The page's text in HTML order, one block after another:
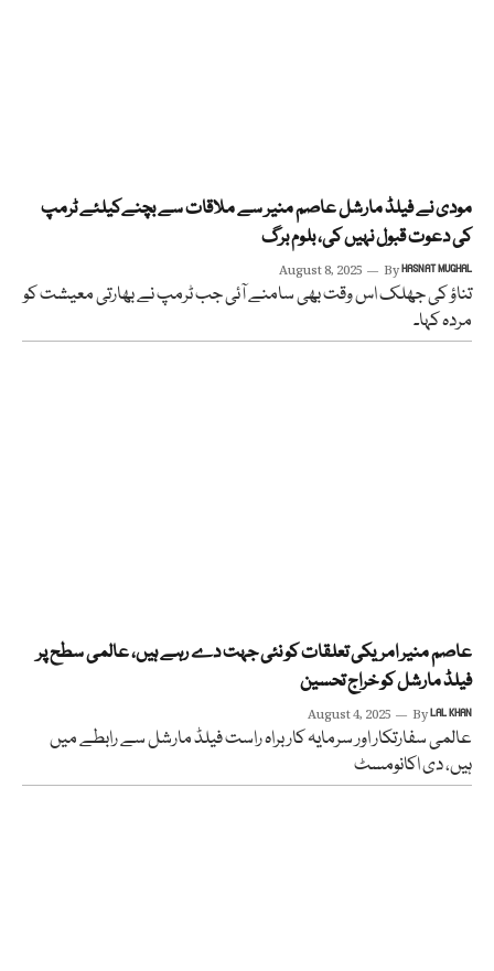
مودی نے فیلڈ مارشل عاصم منیر سے ملاقات سے بچنےکیلئے ٹرمپ
کی دعوت قبول نہیں کی، بلوم برگ
August 8, 2025 ByHASNAT MUGHAL
تناؤ کی جھلک اس وقت بھی سامنے آئی جب ٹرمپ نے بھارتی معیشت کو
مردہ کہا۔
عاصم منیر امریکی تعلقات کو نئی جہت دے رہے ہیں، عالمی سطح پر
فیلڈ مارشل کو خراج تحسین
August 4, 2025 ByLAL KHAN
عالمی سفارتکار اور سرمایہ کار براہ راست فیلڈ مارشل سے رابطے میں
ہیں، دی اکانومسٹ